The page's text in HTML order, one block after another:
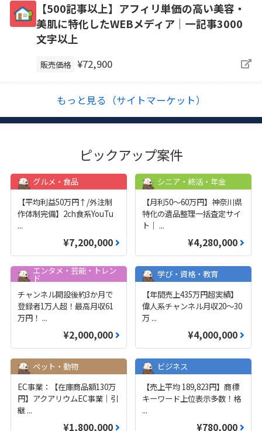
【500記事以上】アフィリ単価の高い美容・
美肌に特化したWEBメディア｜一記事3000
文字以上
販売価格 ¥72,900
もっと見る（サイトマーケット）
ピックアップ案件
グルメ・食品
【平均利益50万円↑/外注制
作体制完備】2ch食系YouTu
...
¥7,200,000
シニア・終活・年金
【月利50〜60万円】神奈川県
特化の遺品整理一括査定サイ
ト｜ ...
¥4,280,000
エンタメ・芸能・トレン
ド
チャンネル開設後約3か月で
登録者1万人超！最高月収61
万円！ ...
¥2,000,000
学び・資格・教育
【年間売上435万円超実績】
偉人系チャンネル月収20～30
万 ...
¥4,000,000
ペット・動物
EC事業：【在庫商品額130万
円】アクアリウムEC事業｜引
継 ...
¥1,800,000
ビジネス
【売上平均 189,823円】商標
キーワード上位表示多数！格
...
¥780,000